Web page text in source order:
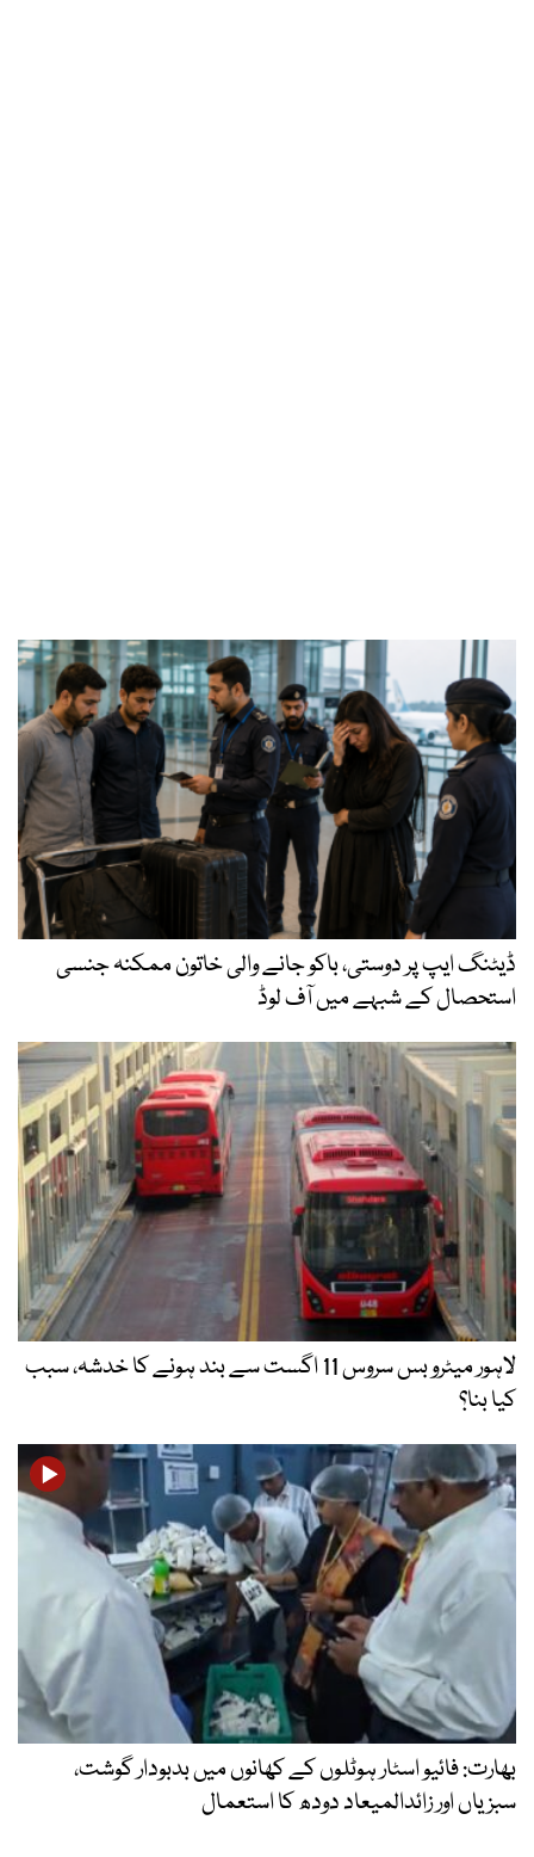
ڈیٹنگ ایپ پر دوستی، باکو جانے والی خاتون ممکنہ جنسی
استحصال کے شبہے میں آف لوڈ
لاہور میٹرو بس سروس 11 اگست سے بند ہونے کا خدشہ، سبب
کیا بنا؟
بھارت: فائیو اسٹار ہوٹلوں کے کھانوں میں بدبودار گوشت،
سبزیاں اور زائدالمیعاد دودھ کا استعمال